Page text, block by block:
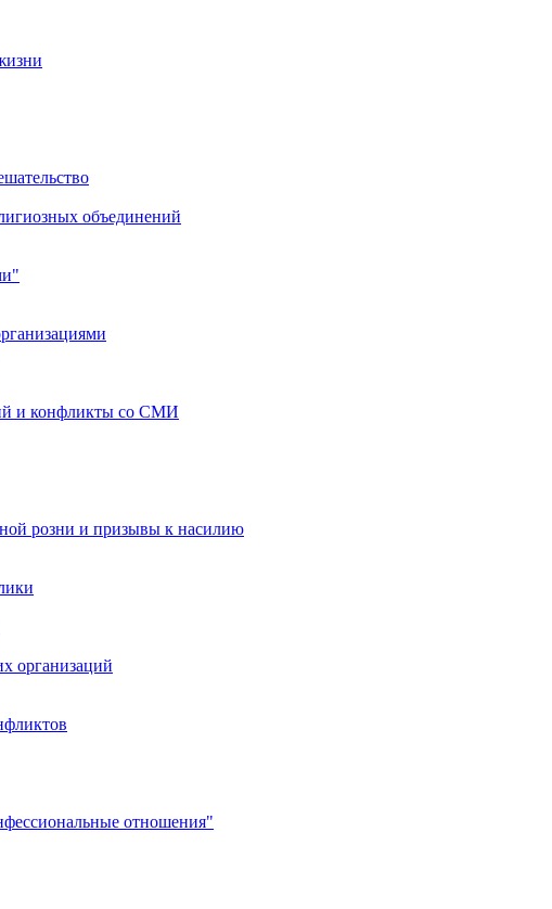
объединений
и конфликты со СМИ
розни и призывы к насилию
организаций
отношения"